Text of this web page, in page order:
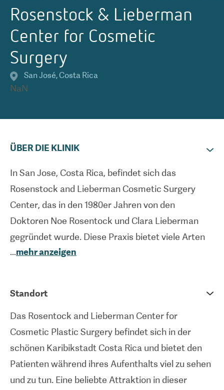
Rosenstock & Lieberman
Center for Cosmetic
Surgery
San José,Costa Rica
NaN
ÜBER DIE KLINIK
In San Jose, Costa Rica, befindet sich das
Rosenstock and Lieberman Cosmetic Surgery
Center, das in den 1980er Jahren von den
Doktoren Noe Rosentock und Clara Lieberman
gegründet wurde. Diese Praxis bietet viele Arten
der kosmetischen Chirurgie an, darunter
Fettabsaugungen und vieles mehr. Dieses
Zentrum ist mit vier erfahrenen Chirurgen besetzt,
darunter die ursprünglichen Gründer. Jeder
Chirurg hat sein eigenes Spezialgebiet, so dass
eine abgerundete Gruppe von Experten im
...mehr anzeigen
Standort
Das Rosentock and Lieberman Center for
Cosmetic Plastic Surgery befindet sich in der
schönen Karibikstadt Costa Rica und bietet den
Patienten während ihres Aufenthalts viel zu sehen
und zu tun. Eine beliebte Attraktion in dieser